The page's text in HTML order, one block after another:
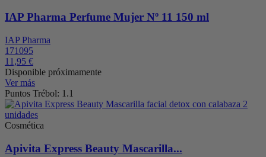
IAP Pharma Perfume Mujer Nº 11 150 ml
IAP Pharma
171095
11,95 €
Disponible próximamente
Ver más
Puntos Trébol: 1.1
Cosmética
Apivita Express Beauty Mascarilla...